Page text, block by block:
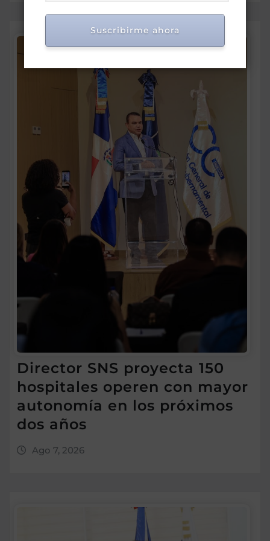
Director SNS proyecta 150
hospitales operen con mayor
autonomía en los próximos
dos años
Ago 7, 2026
Suscribirme ahora